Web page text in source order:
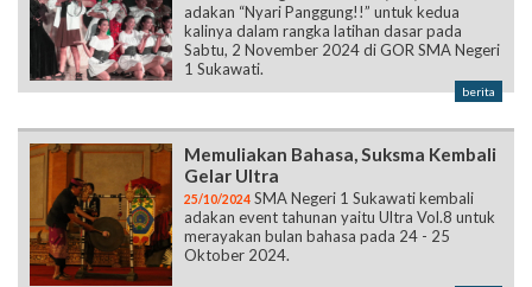
Memuliakan Bahasa, Suksma Kembali
Gelar Ultra
adakan event tahunan yaitu Ultra Vol.8 untuk
merayakan bulan bahasa pada 24 - 25
Oktober 2024.
berita